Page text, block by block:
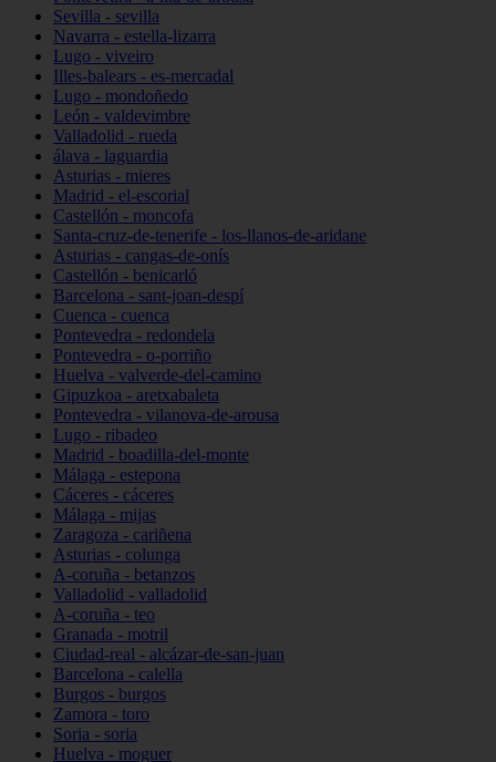
Sevilla - sevilla
Navarra - estella-lizarra
Lugo - viveiro
Illes-balears - es-mercadal
Lugo - mondoñedo
León - valdevimbre
Valladolid - rueda
álava - laguardia
Asturias - mieres
Madrid - el-escorial
Castellón - moncofa
Santa-cruz-de-tenerife - los-llanos-de-aridane
Asturias - cangas-de-onís
Castellón - benicarló
Barcelona - sant-joan-despí
Cuenca - cuenca
Pontevedra - redondela
Pontevedra - o-porriño
Huelva - valverde-del-camino
Gipuzkoa - aretxabaleta
Pontevedra - vilanova-de-arousa
Lugo - ribadeo
Madrid - boadilla-del-monte
Málaga - estepona
Cáceres - cáceres
Málaga - mijas
Zaragoza - cariñena
Asturias - colunga
A-coruña - betanzos
Valladolid - valladolid
A-coruña - teo
Granada - motril
Ciudad-real - alcázar-de-san-juan
Barcelona - calella
Burgos - burgos
Zamora - toro
Soria - soria
Huelva - moguer